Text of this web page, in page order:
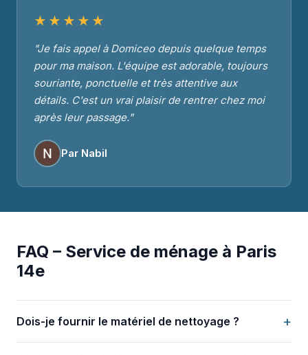
★★★★★
"Je fais appel à Domiceo depuis quelque temps
pour ma maison. L'équipe est adorable, toujours
souriante, ponctuelle et très attentive aux
détails. C'est un vrai plaisir de rentrer chez moi
après leur passage."
Par Nabil
FAQ – Service de ménage à Paris
14e
Dois-je fournir le matériel de nettoyage ? +